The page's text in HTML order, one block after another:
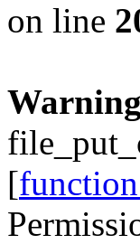
on line
Warning
[